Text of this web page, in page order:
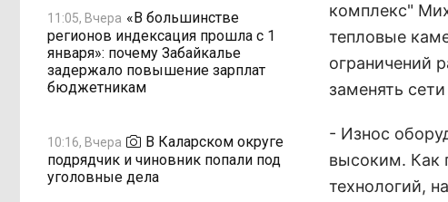
11:05, Вчера «В большинстве
регионов индексация прошла с 1
января»: почему Забайкалье
задержало повышение зарплат
бюджетникам
10:16, Вчера
В Каларском округе
подрядчик и чиновник попали под
уголовные дела
комплекс"
тепловые
ограничений
заменять
- Износ
высоким. Как
технологий,